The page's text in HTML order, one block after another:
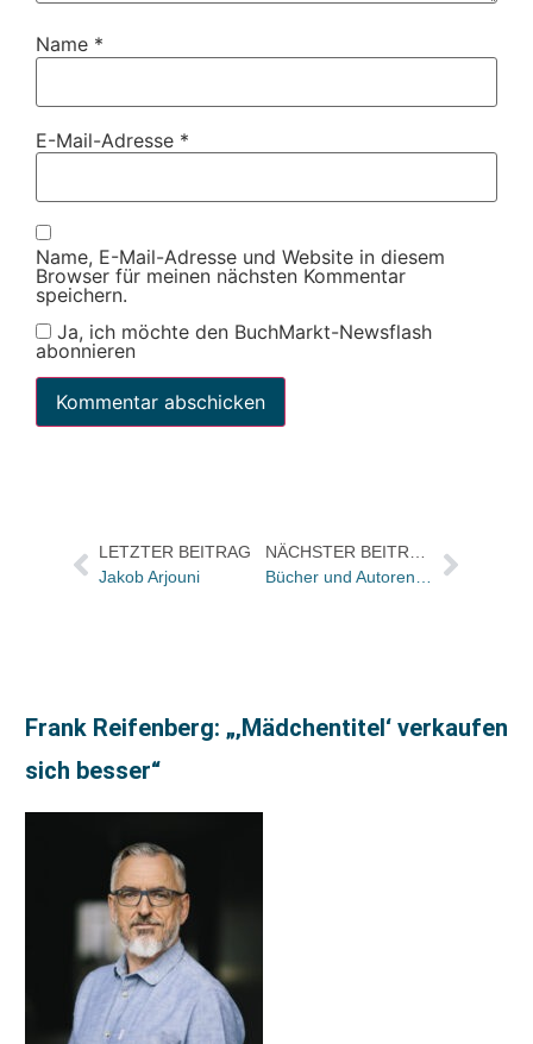
Name *
E-Mail-Adresse *
Name, E-Mail-Adresse und Website in diesem
Browser für meinen nächsten Kommentar
speichern.
Ja, ich möchte den BuchMarkt-Newsflash
abonnieren
LETZTER BEITRAG
Jakob Arjouni
Frank Reifenberg: „‚Mädchentitel‘ verkaufen
sich besser“